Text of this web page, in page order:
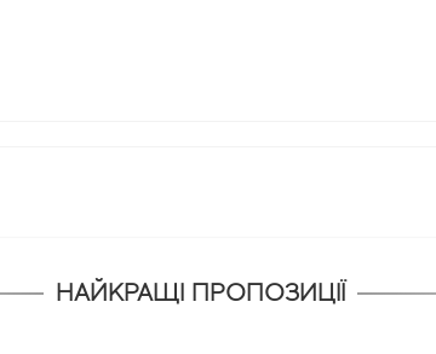
НАЙКРАЩІ ПРОПОЗИЦІЇ